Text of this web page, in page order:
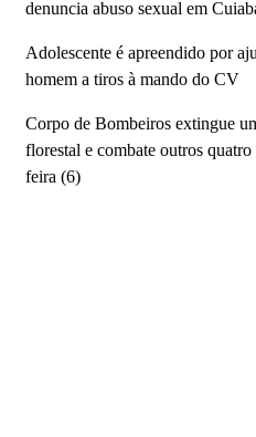
denuncia abuso sexual em
Adolescente é apreendido por
homem a tiros à mando do CV
Corpo de Bombeiros extingue
florestal e combate outros quatro
feira (6)